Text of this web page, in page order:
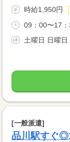
時給1,950円
09：00〜17：
土曜日 日曜日
[一般派遣]
品川駅すぐ